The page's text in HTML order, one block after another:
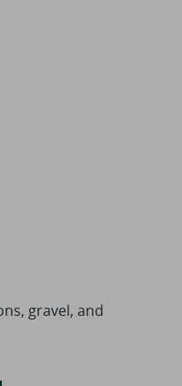
gravel, and